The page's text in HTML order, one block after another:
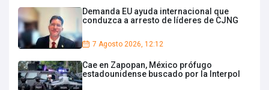
Demanda EU ayuda internacional que
conduzca a arresto de líderes de CJNG
7 Agosto 2026, 12:12
Cae en Zapopan, México prófugo
estadounidense buscado por la Interpol